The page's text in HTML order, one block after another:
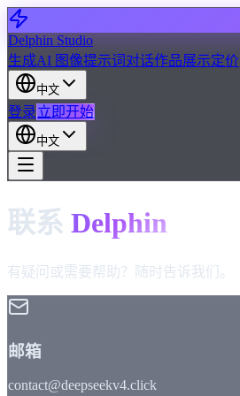
Delphin Studio
生成AI 图像提示词对话作品展示定价
中文
登录立即开始
中文
联系 Delphin
有疑问或需要帮助？随时告诉我们。
邮箱
contact@deepseekv4.click